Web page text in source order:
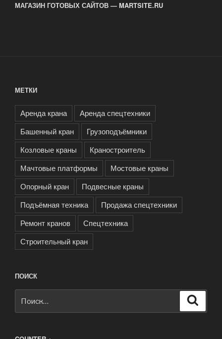
МАГАЗИН ГОТОВЫХ САЙТОВ — MARTSITE.RU
МЕТКИ
Аренда крана
Аренда спецтехники
Башенный кран
Грузоподъёмники
Козловые краны
Краностроитель
Мачтовые платформы
Мостовые краны
Опорный кран
Подвесные краны
Подъёмная техника
Продажа спецтехники
Ремонт кранов
Спецтехника
Строительный кран
ПОИСК